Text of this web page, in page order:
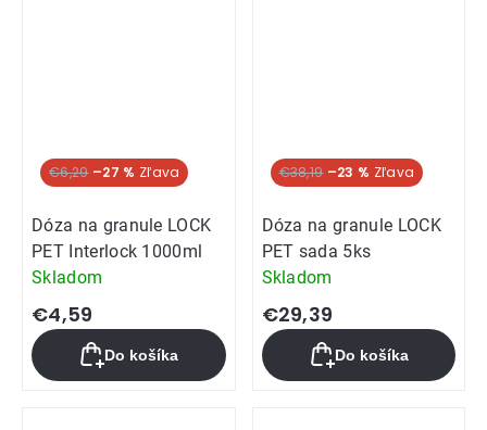
€6,29 –27 %
Dóza na granule LOCK
PET Interlock 1000ml
Skladom
€4,59
Do košíka
€38,19 –23 %
Dóza na granule LOCK
PET sada 5ks
Skladom
€29,39
Do košíka